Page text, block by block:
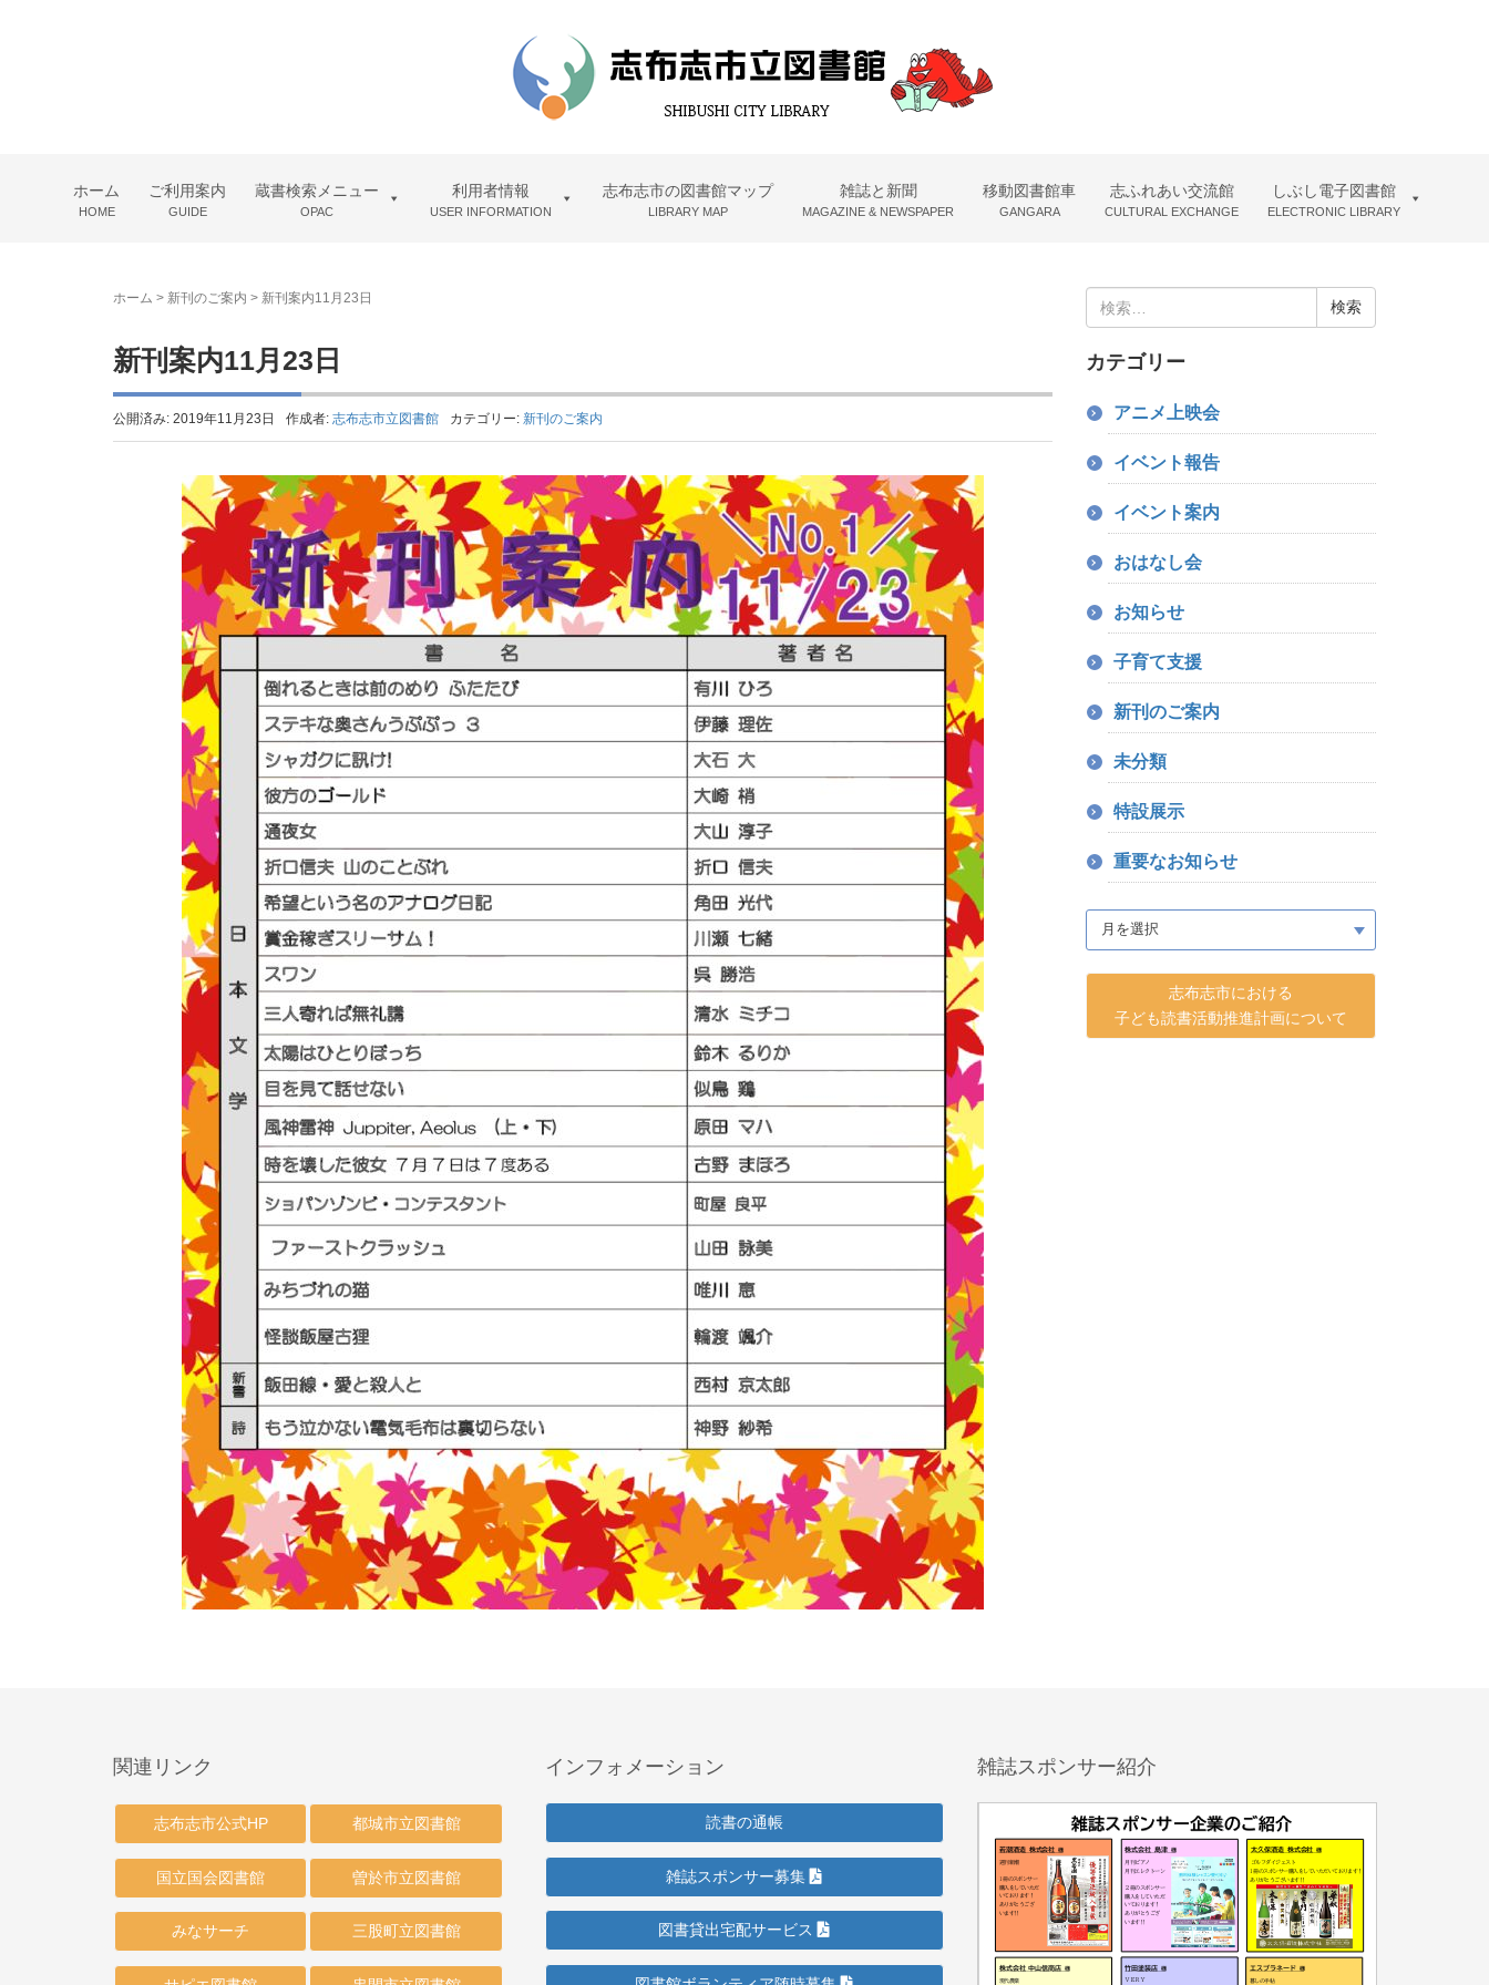
ホーム
HOME
ご利用案内
GUIDE
蔵書検索メニュー
OPAC
利用者情報
USER INFORMATION
志布志市の図書館マップ
LIBRARY MAP
雑誌と新聞
MAGAZINE & NEWSPAPER
移動図書館車
GANGARA
志ふれあい交流館
CULTURAL EXCHANGE
しぶし電子図書館
ELECTRONIC LIBRARY
ホーム > 新刊のご案内 > 新刊案内11月23日
新刊案内11月23日
公開済み: 2019年11月23日 作成者: 志布志市立図書館 カテゴリー: 新刊のご案内
索:
カテゴリー
アニメ上映会
イベント報告
イベント案内
おはなし会
お知らせ
子育て支援
新刊のご案内
未分類
特設展示
重要なお知らせ
志布志市における
子ども読書活動推進計画について
関連リンク
志布志市公式HP
国立国会図書館
みなサーチ
都城市立図書館
曽於市立図書館
三股町立図書館
インフォメーション
読書の通帳
雑誌スポンサー募集
図書貸出宅配サービス
雑誌スポンサー紹介